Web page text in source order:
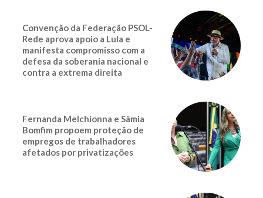
Convenção da Federação PSOL-
Rede aprova apoio a Lula e
manifesta compromisso com a
defesa da soberania nacional e
contra a extrema direita
Fernanda Melchionna e Sâmia
Bomfim propoem proteção de
empregos de trabalhadores
afetados por privatizações